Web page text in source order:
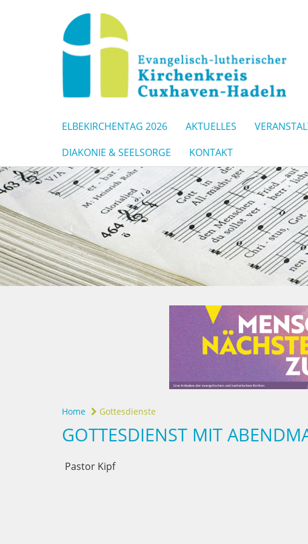
ELBEKIRCHENTAG 2026 AKTUELLES
DIAKONIE & SEELSORGE
KONTAKT
Home Gottesdienste
GOTTESDIENST MIT
Pastor Kipf